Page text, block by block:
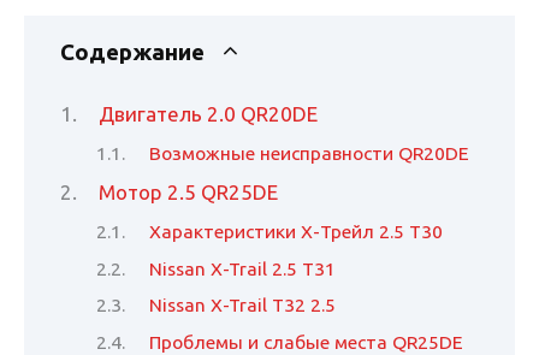
Содержание
Двигатель 2.0 QR20DE
Возможные неисправности QR20DE
Мотор 2.5 QR25DE
Характеристики Х-Трейл 2.5 Т30
Nissan X-Trail 2.5 Т31
Nissan X-Trail T32 2.5
Проблемы и слабые места QR25DE